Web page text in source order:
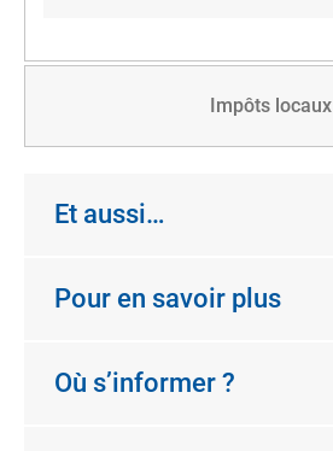
Impôts locaux
Et aussi…
Pour en savoir plus
Où s’informer ?